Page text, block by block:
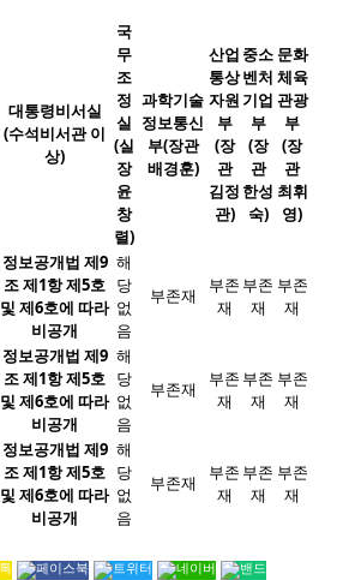
대통령비서실
(수석비서관 이
상)
국
무
조
정
실
(실
장
윤
창
렬)
과학기술
정보통신
부(장관
배경훈)
산업
통상
자원
부
(장
관
김정
관)
중소
벤처
기업
부
(장
관
한성
숙)
문화
체육
관광
부
(장
관
최휘
영)
정보공개법 제9
조 제1항 제5호
및 제6호에 따라
비공개
해
당
없
음
부존재
부존
재
부존
재
부존
재
정보공개법 제9
조 제1항 제5호
및 제6호에 따라
비공개
해
당
없
음
부존재
부존
재
부존
재
부존
재
정보공개법 제9
조 제1항 제5호
및 제6호에 따라
비공개
해
당
없
음
부존재
부존
재
부존
재
부존
재